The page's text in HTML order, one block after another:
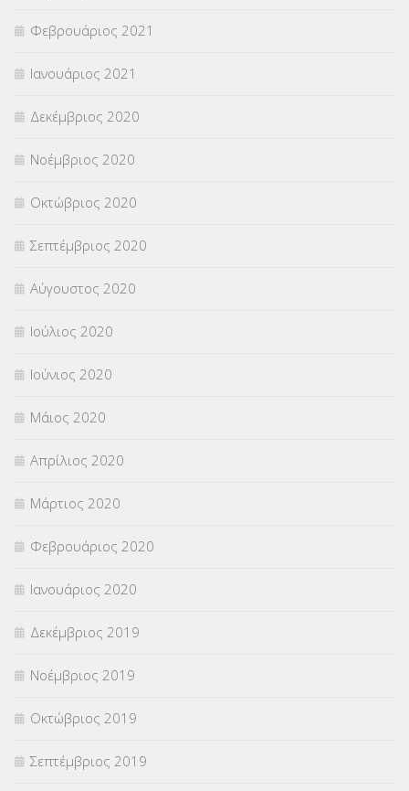
Φεβρουάριος 2021
Ιανουάριος 2021
Δεκέμβριος 2020
Νοέμβριος 2020
Οκτώβριος 2020
Σεπτέμβριος 2020
Αύγουστος 2020
Ιούλιος 2020
Ιούνιος 2020
Μάιος 2020
Απρίλιος 2020
Μάρτιος 2020
Φεβρουάριος 2020
Ιανουάριος 2020
Δεκέμβριος 2019
Νοέμβριος 2019
Οκτώβριος 2019
Σεπτέμβριος 2019